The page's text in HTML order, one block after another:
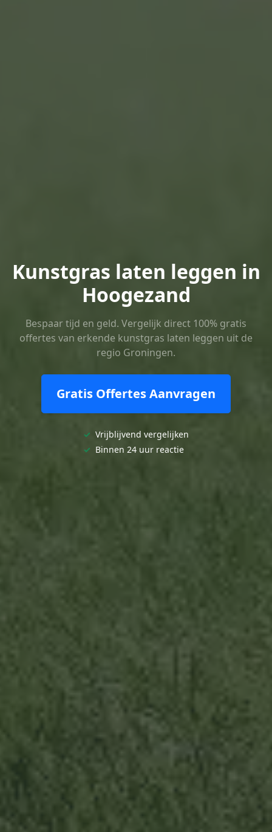
Kunstgras laten leggen in
Hoogezand
Bespaar tijd en geld. Vergelijk direct 100% gratis
offertes van erkende kunstgras laten leggen uit de
regio Groningen.
Gratis Offertes Aanvragen
✓ Vrijblijvend vergelijken
✓ Binnen 24 uur reactie